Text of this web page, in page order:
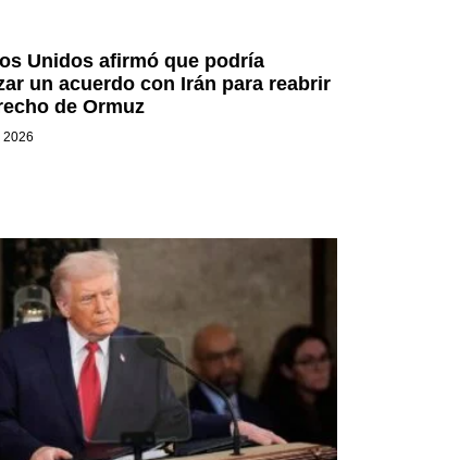
Unidos afirmó que podría
un acuerdo con Irán para reabrir
de Ormuz
2026